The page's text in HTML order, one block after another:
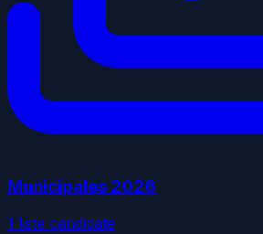
Municipales 2026
1 liste candidate